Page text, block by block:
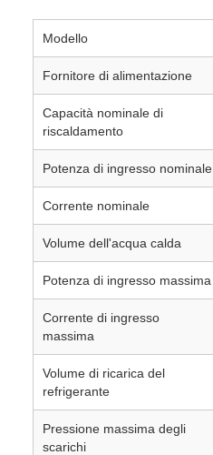
Modello
Fornitore di alimentazione
Capacità nominale di
riscaldamento
Potenza di ingresso nominale
Corrente nominale
Volume dell'acqua calda
Potenza di ingresso massima
Corrente di ingresso
massima
Volume di ricarica del
refrigerante
Pressione massima degli
scarichi